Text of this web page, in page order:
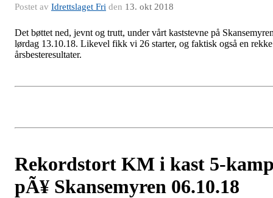
Postet av Idrettslaget Fri den 13. okt 2018
Det bøttet ned, jevnt og trutt, under vårt kaststevne på
lørdag 13.10.18. Likevel fikk vi 26 starter, og faktisk også en rekke
årsbesteresultater.
Rekordstort KM i kast 5-
pÃ¥ Skansemyren 06.10.18